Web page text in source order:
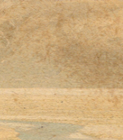
리툴바